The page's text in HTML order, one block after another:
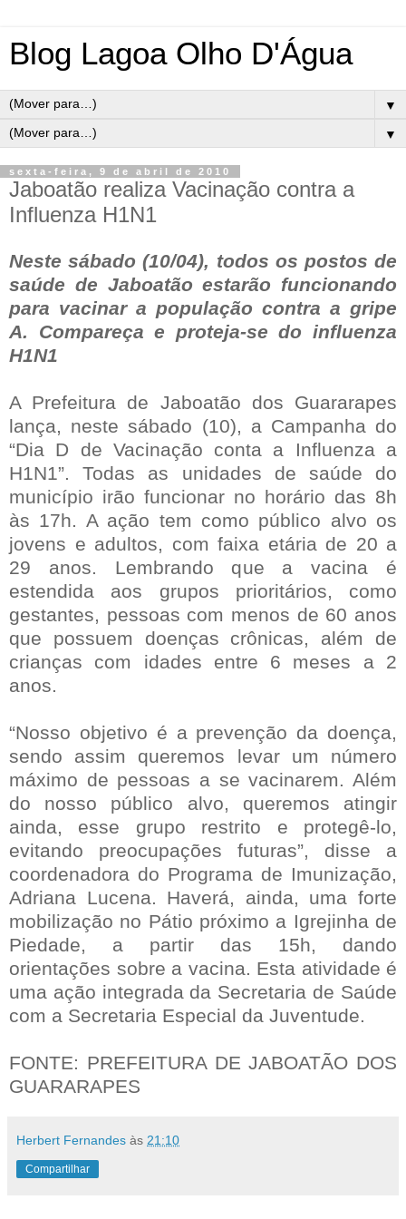
Blog Lagoa Olho D'Água
▼
▼
sexta-feira, 9 de abril de 2010
Jaboatão realiza Vacinação contra a
Influenza H1N1
Neste sábado (10/04), todos os postos de
saúde de Jaboatão estarão funcionando
para vacinar a população contra a gripe
A. Compareça e proteja-se do influenza
H1N1
A Prefeitura de Jaboatão dos Guararapes
lança, neste sábado (10), a Campanha do
“Dia D de Vacinação conta a Influenza a
H1N1”. Todas as unidades de saúde do
município irão funcionar no horário das 8h
às 17h. A ação tem como público alvo os
jovens e adultos, com faixa etária de 20 a
29 anos. Lembrando que a vacina é
estendida aos grupos prioritários, como
gestantes, pessoas com menos de 60 anos
que possuem doenças crônicas, além de
crianças com idades entre 6 meses a 2
anos.
“Nosso objetivo é a prevenção da doença,
sendo assim queremos levar um número
máximo de pessoas a se vacinarem. Além
do nosso público alvo, queremos atingir
ainda, esse grupo restrito e protegê-lo,
evitando preocupações futuras”, disse a
coordenadora do Programa de Imunização,
Adriana Lucena. Haverá, ainda, uma forte
mobilização no Pátio próximo a Igrejinha de
Piedade, a partir das 15h, dando
orientações sobre a vacina. Esta atividade é
uma ação integrada da Secretaria de Saúde
com a Secretaria Especial da Juventude.
FONTE: PREFEITURA DE JABOATÃO DOS
GUARARAPES
Herbert Fernandes às 21:10
Compartilhar